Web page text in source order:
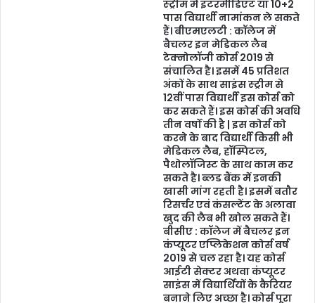
स्ट्रीम में इंटरमीडिएट या 10+2
पास विद्यार्थी नामांकन ले सकते
हैं। बीएमएलटी : कॉलेज में
बैचलर इन मेडिकल लैब
टेक्नोलॉजी कोर्स 2019 से
संचालित है। इसमें 45 प्रतिशत
अंकों के साथ साइंस स्ट्रीम से
12वीं पास विद्यार्थी इस कोर्स को
कर सकते हैं। इस कोर्स की अवधि
तीन वर्षो की है | इस कोर्स को
करने के बाद विद्यार्थी किसी भी
मेडिकल लैब, हॉस्पिटल,
पैथोलॉजिस्ट के साथ काम कर
सकते है। ब्लड बैंक में इनकी
खासी मांग रहती है। इसमें बतौर
रिसर्चर एवं कंसल्टेंट के अलावा
खुद की लैब भी खोल सकते हैं।
बीसीए : कॉलेज में बैचलर इन
कंप्यूटर एप्लिकेशन कोर्स वर्ष
2019 से चल रहा है। यह कोर्स
आईटी सेक्टर अथवा कंप्यूटर
साइंस में विद्यार्थियों के कैरियर
बनाने लिए अच्छा है। कोर्स पूरा